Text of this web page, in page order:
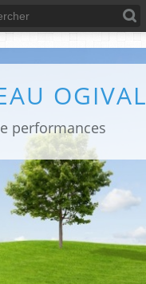
OGIVAL
performances